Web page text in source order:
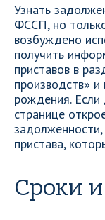
Узнать
ФССП, но
возбуждено
получить
приставов в
производств»
рождения. Если
странице
пристава,
Сроки